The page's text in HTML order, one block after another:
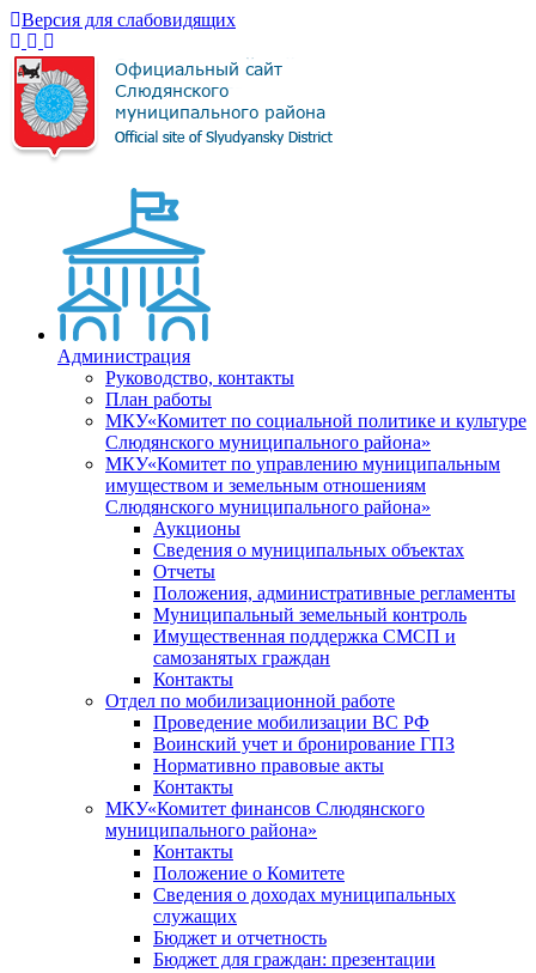
Версия для слабовидящих
Администрация
Руководство, контакты
План работы
МКУ«Комитет по социальной политике и культуре
Слюдянского муниципального района»
МКУ«Комитет по управлению муниципальным
имуществом и земельным отношениям
Слюдянского муниципального района»
Аукционы
Сведения о муниципальных объектах
Отчеты
Положения, административные регламенты
Муниципальный земельный контроль
Имущественная поддержка СМСП и
самозанятых граждан
Контакты
Отдел по мобилизационной работе
Проведение мобилизации ВС РФ
Воинский учет и бронирование ГПЗ
Нормативно правовые акты
Контакты
МКУ«Комитет финансов Слюдянского
муниципального района»
Контакты
Положение о Комитете
Сведения о доходах муниципальных
служащих
Бюджет и отчетность
Бюджет для граждан: презентации